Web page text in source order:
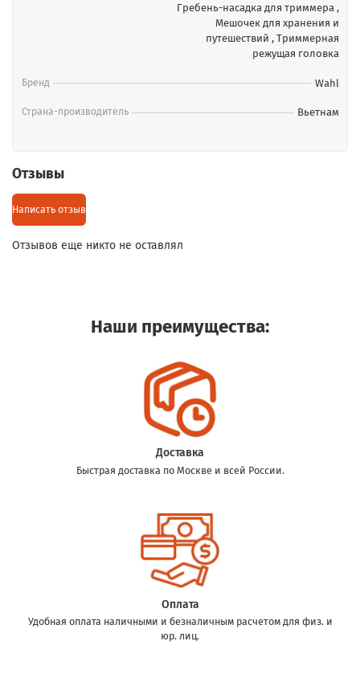
Инструкция по эксплуатацииГребень-насадка для триммера ,
Мешочек для хранения и
путешествий , Триммерная
режущая головка
Бренд Wahl
Страна-производитель Вьетнам
Отзывы
Написать отзыв
Отзывов еще никто не оставлял
Наши преимущества:
Доставка
Быстрая доставка по Москве и всей России.
Оплата
Удобная оплата наличными и безналичным расчетом для физ. и
юр. лиц.